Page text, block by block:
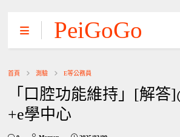
PeiGoGo
首頁 測驗 E等公務員
「口腔功能維持」[解答
+e學中心